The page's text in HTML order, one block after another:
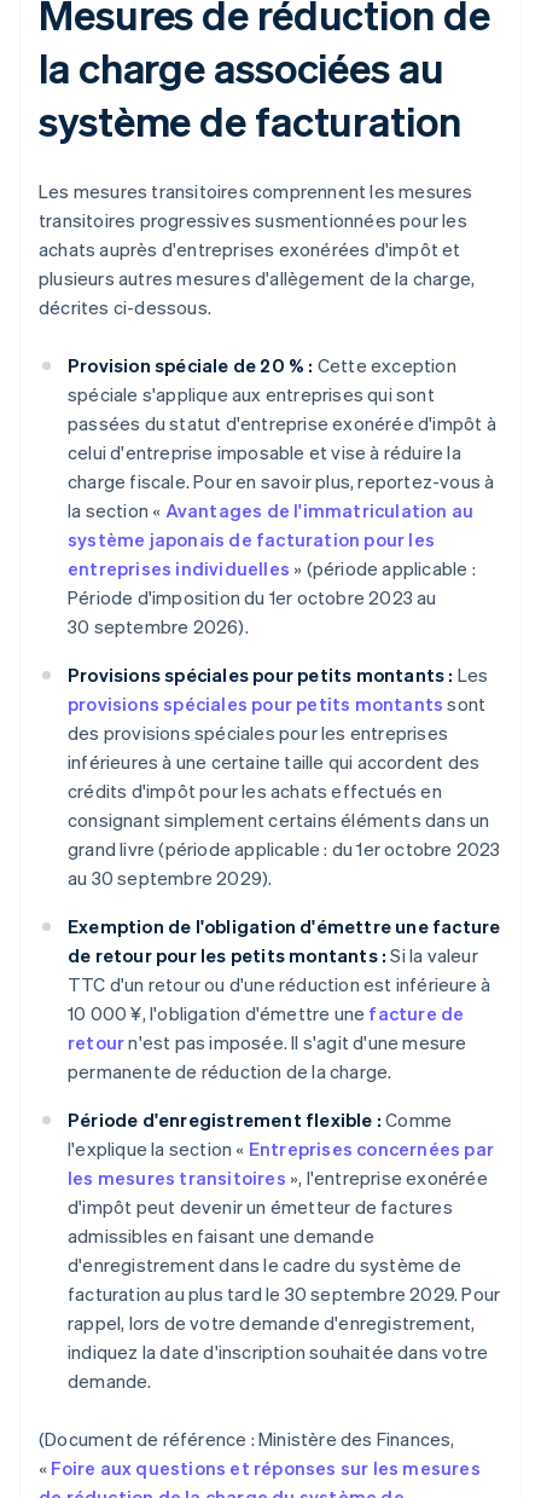
Mesures de réduction de
la charge associées au
système de facturation
Les mesures transitoires comprennent les mesures
transitoires progressives susmentionnées pour les
achats auprès d'entreprises exonérées d'impôt et
plusieurs autres mesures d'allègement de la charge,
décrites ci-dessous.
Provision spéciale de 20 % : Cette exception
spéciale s'applique aux entreprises qui sont
passées du statut d'entreprise exonérée d'impôt à
celui d'entreprise imposable et vise à réduire la
charge fiscale. Pour en savoir plus, reportez-vous à
la section « Avantages de l'immatriculation au
système japonais de facturation pour les
entreprises individuelles » (période applicable :
Période d'imposition du 1er octobre 2023 au
30 septembre 2026).
Provisions spéciales pour petits montants : Les
provisions spéciales pour petits montants sont
des provisions spéciales pour les entreprises
inférieures à une certaine taille qui accordent des
crédits d'impôt pour les achats effectués en
consignant simplement certains éléments dans un
grand livre (période applicable : du 1er octobre 2023
au 30 septembre 2029).
Exemption de l'obligation d'émettre une facture
de retour pour les petits montants : Si la valeur
TTC d'un retour ou d'une réduction est inférieure à
10 000 ¥, l'obligation d'émettre une facture de
retourn'est pas imposée. Il s'agit d'une mesure
permanente de réduction de la charge.
Période d'enregistrement flexible : Comme
l'explique la section « Entreprises concernées par
les mesures transitoires », l'entreprise exonérée
d'impôt peut devenir un émetteur de factures
admissibles en faisant une demande
d'enregistrement dans le cadre du système de
facturation au plus tard le 30 septembre 2029. Pour
rappel, lors de votre demande d'enregistrement,
indiquez la date d'inscription souhaitée dans votre
demande.
(Document de référence : Ministère des Finances,
« Foire aux questions et réponses sur les mesures